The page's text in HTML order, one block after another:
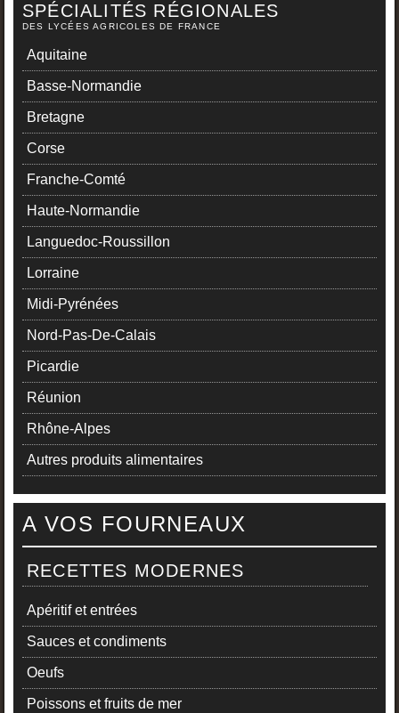
SPÉCIALITÉS RÉGIONALES
DES LYCÉES AGRICOLES DE FRANCE
Aquitaine
Basse-Normandie
Bretagne
Corse
Franche-Comté
Haute-Normandie
Languedoc-Roussillon
Lorraine
Midi-Pyrénées
Nord-Pas-De-Calais
Picardie
Réunion
Rhône-Alpes
Autres produits alimentaires
A VOS FOURNEAUX
RECETTES MODERNES
Apéritif et entrées
Sauces et condiments
Oeufs
Poissons et fruits de mer